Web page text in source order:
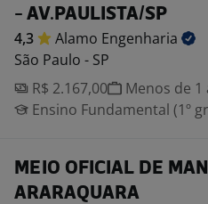
- AV.PAULISTA/SP
4,3 Alamo Engenharia
São Paulo - SP
R$ 2.167,00
Menos de 1
Ensino Fundamental (1º
MEIO OFICIAL DE
ARARAQUARA